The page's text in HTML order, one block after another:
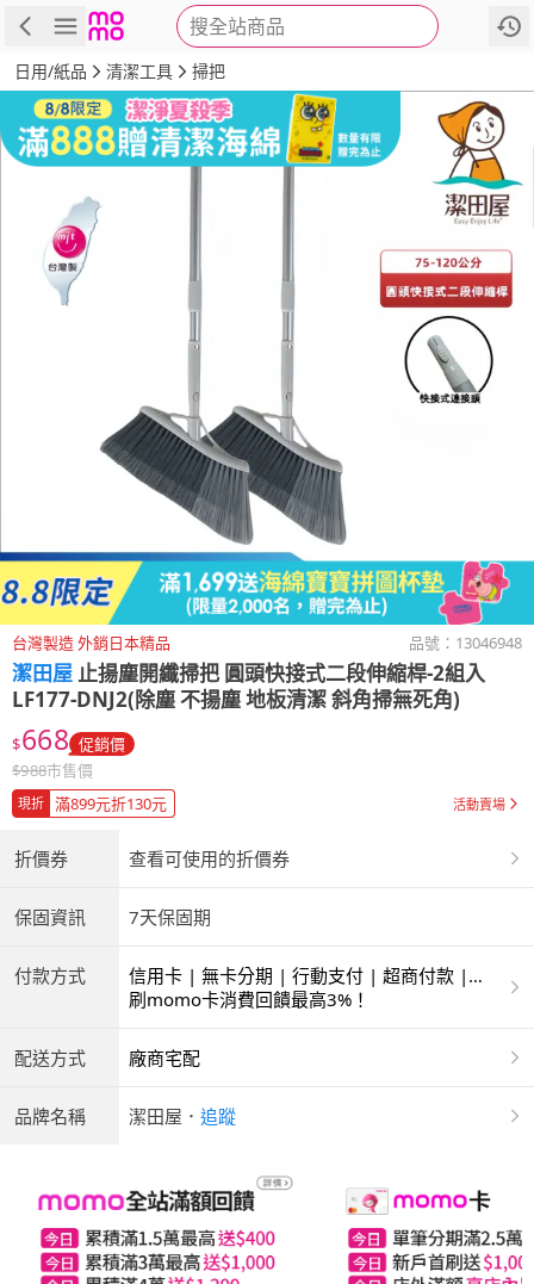
搜全站商品
商品 評價 詳情
日用/紙品 清潔工具 掃把
台灣製造 外銷日本精品 品號： 13046948
潔田屋止揚塵開纖掃把 圓頭快接式二段伸縮桿-2組入
LF177-DNJ2(除塵 不揚塵 地板清潔 斜角掃無死角)
$668 促銷價
$988市售價
現折 滿899元折130元 活動賣場
折價券 查看可使用的折價券
保固資訊 7天保固期
付款方式
信用卡 | 無卡分期 | 行動支付 | 超商付款 |
ATM | 銀聯卡
刷momo卡消費回饋最高3%！
配送方式 廠商宅配
品牌名稱 潔田屋 ． 追蹤